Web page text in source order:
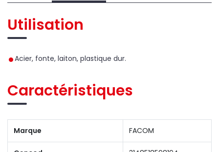
Utilisation
Acier, fonte, laiton, plastique dur.
Caractéristiques
Marque FACOM